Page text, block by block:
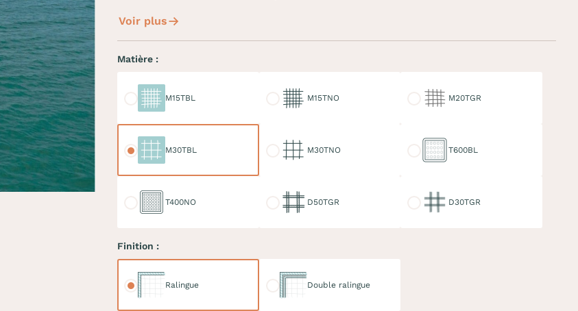
Voir plus
Matière :
M15TBL M15TNO M20TGR
M30TBL M30TNO T600BL
T400NO D50TGR D30TGR
Finition :
Ralingue Double ralingue